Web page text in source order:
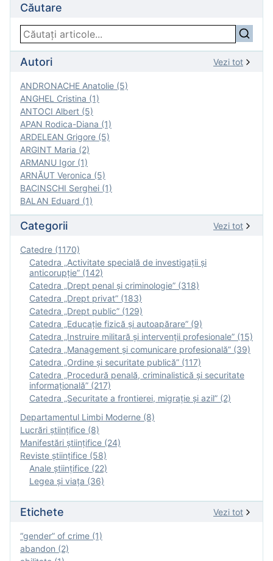
Căutare
Autori Vezi tot
ANDRONACHE Anatolie (5)
ANGHEL Cristina (1)
ANTOCI Albert (5)
APAN Rodica-Diana (1)
ARDELEAN Grigore (5)
ARGINT Maria (2)
ARMANU Igor (1)
ARNĂUT Veronica (5)
BACINSCHI Serghei (1)
BALAN Eduard (1)
Categorii Vezi tot
Catedre (1170)
Catedra „Activitate specială de investigaţii şi
anticorupție” (142)
Catedra „Drept penal și criminologie” (318)
Catedra „Drept privat” (183)
Catedra „Drept public” (129)
Catedra „Educație fizică şi autoapărare” (9)
Catedra „Instruire militară şi intervenţii profesionale” (15)
Catedra „Management și comunicare profesională” (39)
Catedra „Ordine și securitate publică” (117)
Catedra „Procedură penală, criminalistică și securitate
informațională” (217)
Catedra „Securitate a frontierei, migrație și azil” (2)
Departamentul Limbi Moderne (8)
Lucrări științifice (8)
Manifestări ştiinţifice (24)
Reviste ştiinţifice (58)
Anale ştiinţifice (22)
Legea şi viaţa (36)
Etichete Vezi tot
“gender” of crime (1)
abandon (2)